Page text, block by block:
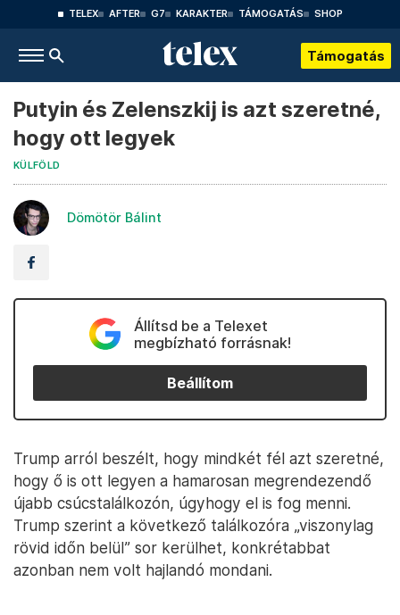
TELEX AFTER G7 KARAKTER TÁMOGATÁS SHOP
Támogatás
Putyin és Zelenszkij is azt szeretné,
hogy ott legyek
KÜLFÖLD
Dömötör Bálint
Állítsd be a Telexet
megbízható forrásnak!
Beállítom
Trump arról beszélt, hogy mindkét fél azt szeretné,
hogy ő is ott legyen a hamarosan megrendezendő
újabb csúcstalálkozón, úgyhogy el is fog menni.
Trump szerint a következő találkozóra „viszonylag
rövid időn belül” sor kerülhet, konkrétabbat
azonban nem volt hajlandó mondani.